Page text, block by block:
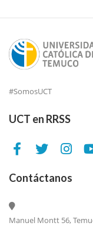
#SomosUCT
UCT en RRSS
Contáctanos
Manuel Montt 56,